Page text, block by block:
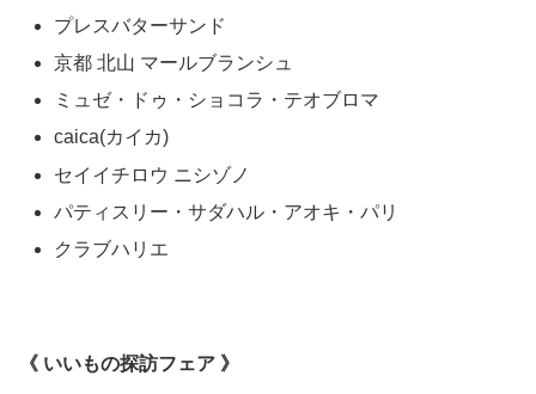
プレスバターサンド
京都 北山 マールブランシュ
ミュゼ・ドゥ・ショコラ・テオブロマ
caica(カイカ)
セイイチロウ ニシゾノ
パティスリー・サダハル・アオキ・パリ
クラブハリエ
《 いいもの探訪フェア 》